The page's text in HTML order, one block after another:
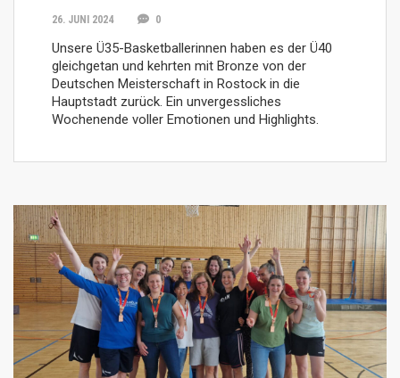
26. JUNI 2024 0
Unsere Ü35-Basketballerinnen haben es der Ü40
gleichgetan und kehrten mit Bronze von der
Deutschen Meisterschaft in Rostock in die
Hauptstadt zurück. Ein unvergessliches
Wochenende voller Emotionen und Highlights.